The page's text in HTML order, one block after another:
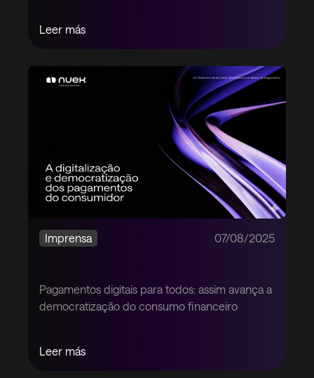
Leer más
Imprensa 07/08/2025
Pagamentos digitais para todos: assim avança a
democratização do consumo financeiro
Leer más